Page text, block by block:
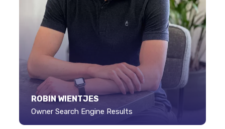
ROBIN WIENTJES
Owner Search Engine Results